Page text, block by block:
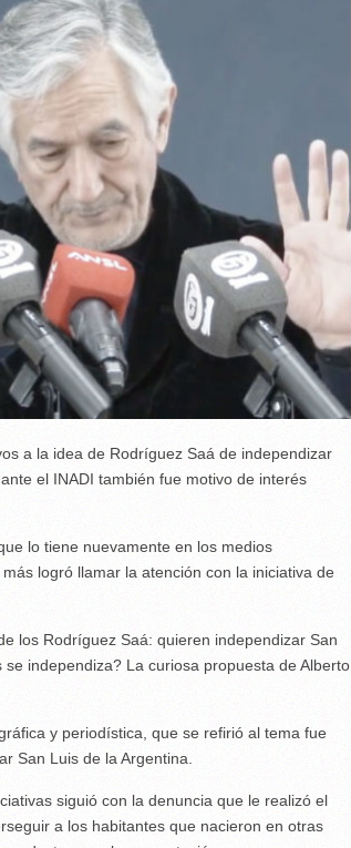
a la idea de Rodríguez Saá de independizar
el INADI también fue motivo de interés
lo tiene nuevamente en los medios
logró llamar la atención con la iniciativa de
los Rodríguez Saá: quieren independizar San
independiza? La curiosa propuesta de Alberto
y periodística, que se refirió al tema fue
San Luis de la Argentina.
siguió con la denuncia que le realizó el
a los habitantes que nacieron en otras